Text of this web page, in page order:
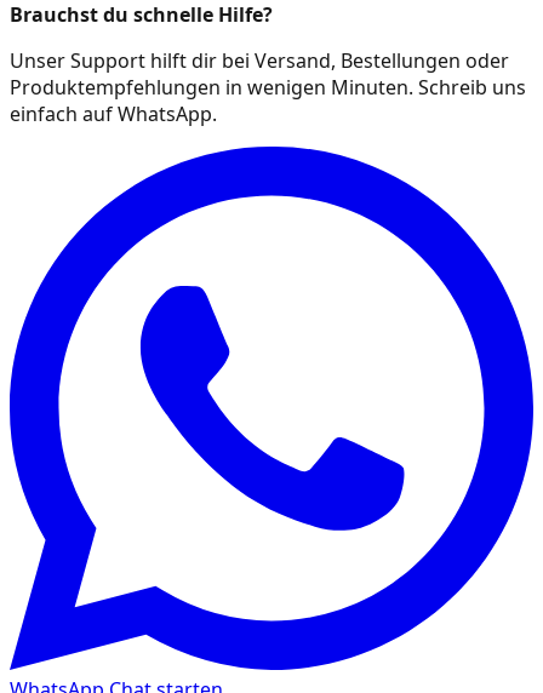
Brauchst du schnelle Hilfe?
Unser Support hilft dir bei Versand, Bestellungen oder
Produktempfehlungen in wenigen Minuten. Schreib uns
einfach auf WhatsApp.